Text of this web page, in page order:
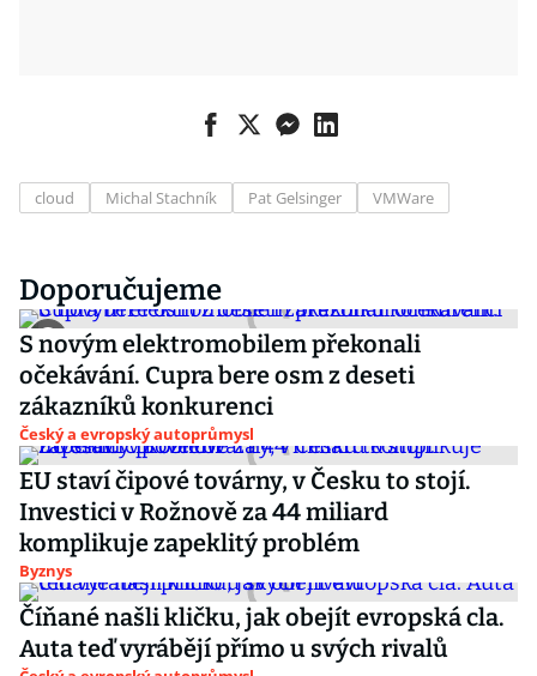
cloud Michal Stachník Pat Gelsinger VMWare
Doporučujeme
S novým elektromobilem překonali
očekávání. Cupra bere osm z deseti
zákazníků konkurenci
Český a evropský autoprůmysl
EU staví čipové továrny, v Česku to stojí.
Investici v Rožnově za 44 miliard
komplikuje zapeklitý problém
Byznys
Číňané našli kličku, jak obejít evropská cla.
Auta teď vyrábějí přímo u svých rivalů